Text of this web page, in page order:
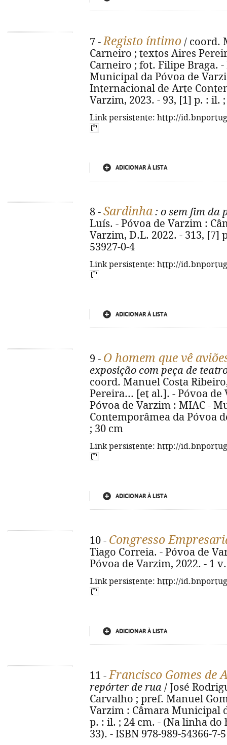
7 -Registo íntimo / coord.
Carneiro ; textos Aires
Carneiro ; fot. Filipe Braga.
Municipal da Póvoa de
Internacional de Arte
Varzim, 2023. - 93, [1] p. : il.
Link persistente: http://
ADICIONAR À LISTA
8 - Sardinha : o sem fim da
Luís. - Póvoa de Varzim :
Varzim, D.L. 2022. - 313, [7]
53927-0-4
Link persistente: http://
ADICIONAR À LISTA
9 - O homem que vê
exposição com peça de
coord. Manuel Costa
Pereira... [et al.]. - Póvoa
Póvoa de Varzim : MIAC -
Contemporâmea da Póvoa
; 30 cm
Link persistente: http://
ADICIONAR À LISTA
10 - Congresso
Tiago Correia. - Póvoa de
Póvoa de Varzim, 2022. - 1
Link persistente: http://
ADICIONAR À LISTA
11 -Francisco Gomes de
repórter de rua / José
Carvalho ; pref. Manuel
Varzim : Câmara Municipal
p. : il. ; 24 cm. - (Na linha
33). - ISBN 978-989-54366-7-5